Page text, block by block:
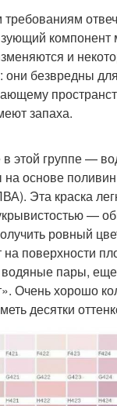
компонент
и
они безвредны
запаха.
этой группе —
на основе
Эта краска
—
ровный
поверхности
водяные пары,
Очень хорошо
десятки